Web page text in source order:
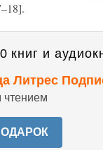
книг и
Литрес
чтением